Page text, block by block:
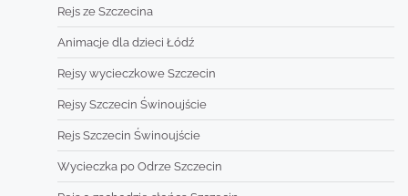
Rejs ze Szczecina
Animacje dla dzieci Łódź
Rejsy wycieczkowe Szczecin
Rejsy Szczecin Świnoujście
Rejs Szczecin Świnoujście
Wycieczka po Odrze Szczecin